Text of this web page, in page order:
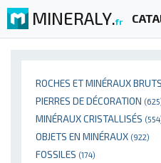
MINERALY.fr
ROCHES ET MINÉRAUX BRUTS
PIERRES DE DÉCORATION
MINÉRAUX CRISTALLISÉS
OBJETS EN MINÉRAUX (922)
FOSSILES (174)